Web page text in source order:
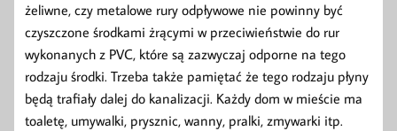
żeliwne, czy metalowe rury odpływowe nie powinny być
czyszczone środkami żrącymi w przeciwieństwie do rur
wykonanych z PVC, które są zazwyczaj odporne na tego
rodzaju środki. Trzeba także pamiętać że tego rodzaju płyny
będą trafiały dalej do kanalizacji. Każdy dom w mieście ma
toaletę, umywalki, prysznic, wanny, pralki, zmywarki itp.